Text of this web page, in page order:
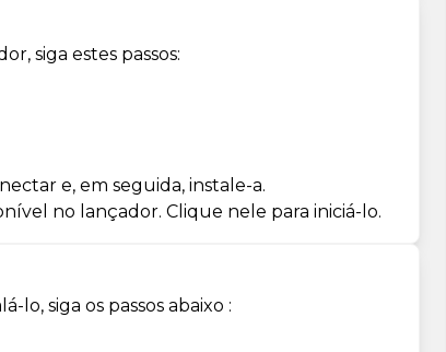
siga estes passos:
e, em seguida, instale-a.
no lançador. Clique nele para iniciá-lo.
lo, siga os passos abaixo :